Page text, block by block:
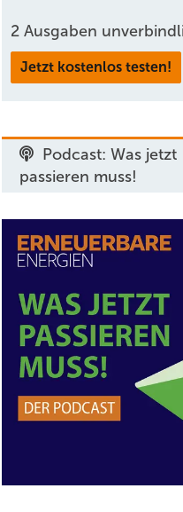
2 Ausgaben
Jetzt kostenlos testen!
Podcast: Was jetzt
passieren muss!